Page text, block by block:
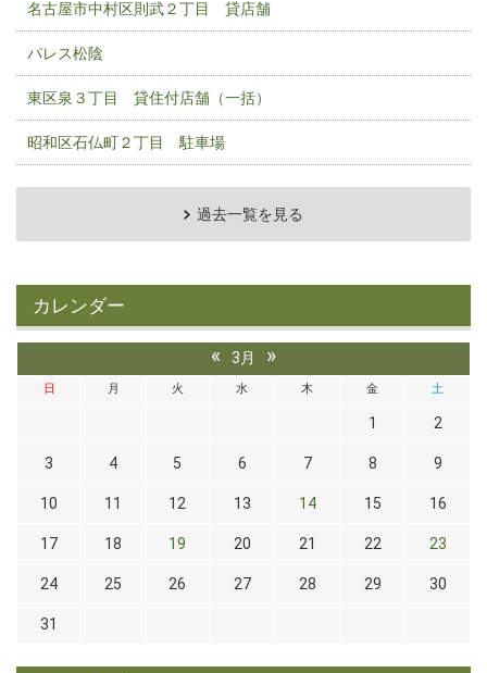
名古屋市中村区則武２丁目 貸店舗
パレス松陰
東区泉３丁目 貸住付店舗（一括）
昭和区石仏町２丁目 駐車場
過去一覧を見る
カレンダー
« 3月 »
日 月 火 水 木 金 土
1 2
3 4 5 6 7 8 9
10 11 12 13 14 15 16
17 18 19 20 21 22 23
24 25 26 27 28 29 30
31